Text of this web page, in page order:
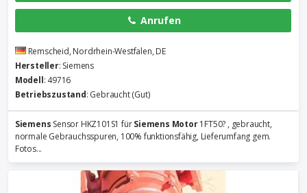
Anrufen
Remscheid, Nordrhein-Westfalen, DE
Hersteller: Siemens
Modell: 49716
Betriebszustand: Gebraucht (Gut)
Siemens Sensor HKZ101S1 fürSiemens Motor1FT50? , gebraucht,
normale Gebrauchsspuren, 100% funktionsfähig, Lieferumfang gem.
Fotos...